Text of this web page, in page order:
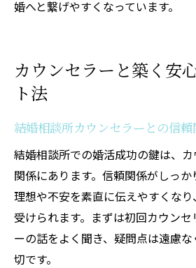
婚へと繋げやすくなっています。
カウンセラーと築く安
ト法
結婚相談所カウンセラーとの信
結婚相談所での婚活成功の鍵は、
関係にあります。信頼関係がしっ
理想や不安を素直に伝えやすくな
受けられます。まずは初回カウン
ーの話をよく聞き、疑問点は遠慮
切です。